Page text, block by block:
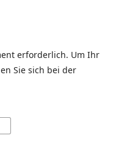
erforderlich. Um Ihr
Sie sich bei der